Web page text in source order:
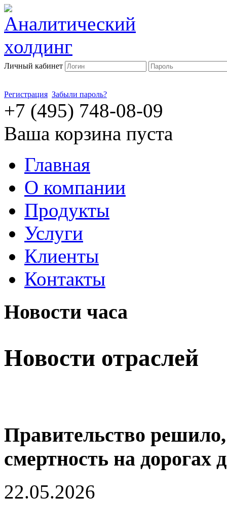
Личный кабинет
Регистрация Забыли пароль?
+7 (495) 748-08-09
Ваша корзина пуста
Главная
О компании
Продукты
Услуги
Клиенты
Контакты
Новости часа
Новости отраслей
Правительство
смертность на дорогах
22.05.2026